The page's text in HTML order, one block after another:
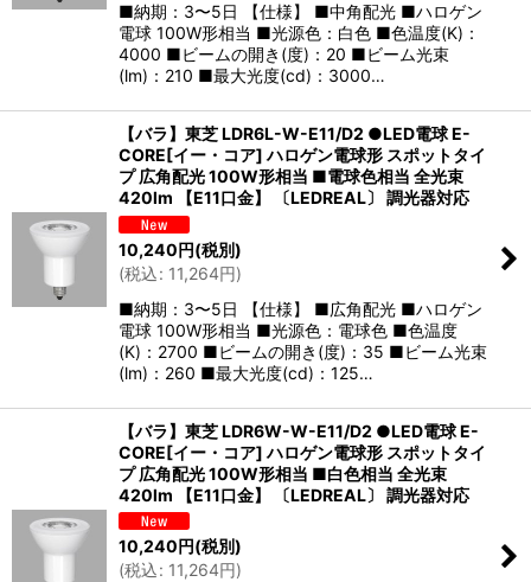
■納期：3〜5日 【仕様】 ■中角配光 ■ハロゲン
電球 100W形相当 ■光源色：白色 ■色温度(K)：
4000 ■ビームの開き(度)：20 ■ビーム光束
(lm)：210 ■最大光度(cd)：3000…
【バラ】東芝 LDR6L-W-E11/D2 ●LED電球 E-
CORE[イー・コア] ハロゲン電球形 スポットタイ
プ 広角配光 100W形相当 ■電球色相当 全光束
420lm 【E11口金】 〔LEDREAL〕 調光器対応
10,240円(税別)
(税込: 11,264円)
■納期：3〜5日 【仕様】 ■広角配光 ■ハロゲン
電球 100W形相当 ■光源色：電球色 ■色温度
(K)：2700 ■ビームの開き(度)：35 ■ビーム光束
(lm)：260 ■最大光度(cd)：125…
【バラ】東芝 LDR6W-W-E11/D2 ●LED電球 E-
CORE[イー・コア] ハロゲン電球形 スポットタイ
プ 広角配光 100W形相当 ■白色相当 全光束
420lm 【E11口金】 〔LEDREAL〕 調光器対応
10,240円(税別)
(税込: 11,264円)